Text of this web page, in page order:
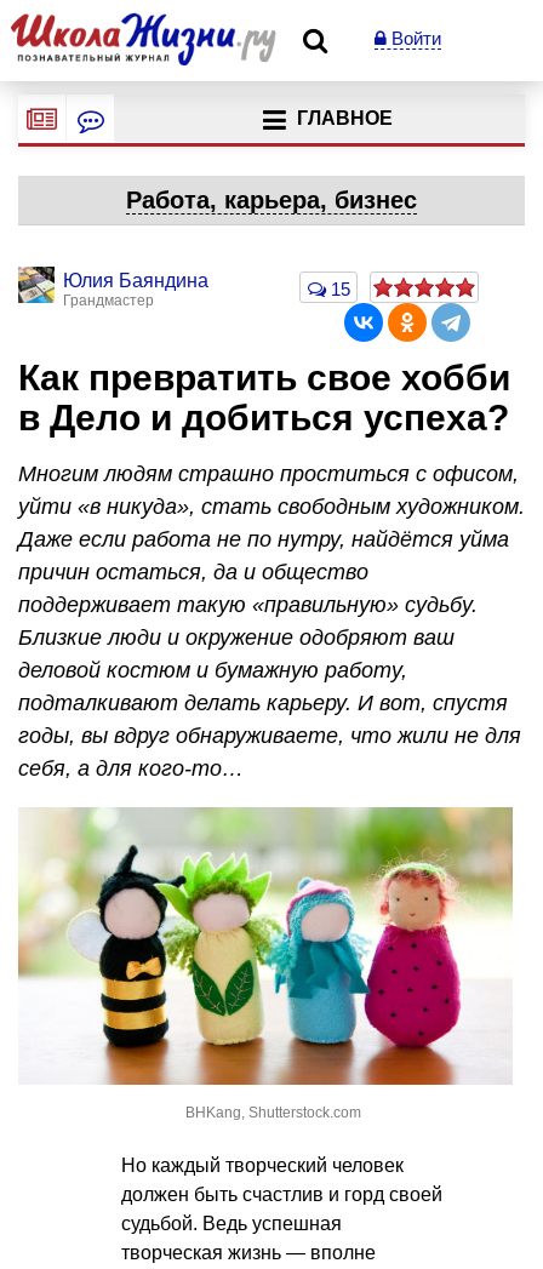
Войти
ГЛАВНОЕ
Работа, карьера, бизнес
Юлия Баяндина
Грандмастер
15
Как превратить свое хобби
в Дело и добиться успеха?
Многим людям страшно проститься с офисом,
уйти «в никуда», стать свободным художником.
Даже если работа не по нутру, найдётся уйма
причин остаться, да и общество
поддерживает такую «правильную» судьбу.
Близкие люди и окружение одобряют ваш
деловой костюм и бумажную работу,
подталкивают делать карьеру. И вот, спустя
годы, вы вдруг обнаруживаете, что жили не для
себя, а для кого-то…
BHKang, Shutterstock.com
Но каждый творческий человек
должен быть счастлив и горд своей
судьбой. Ведь успешная
творческая жизнь — вполне